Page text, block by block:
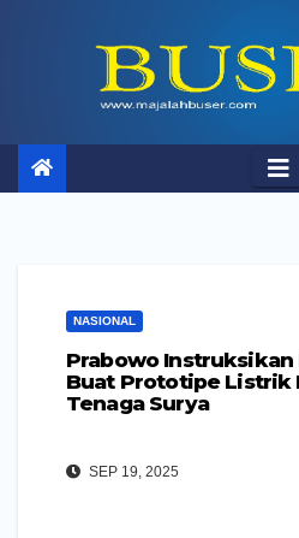
NASIONAL
Prabowo Instruksikan
Buat Prototipe Listrik
Tenaga Surya
SEP 19, 2025